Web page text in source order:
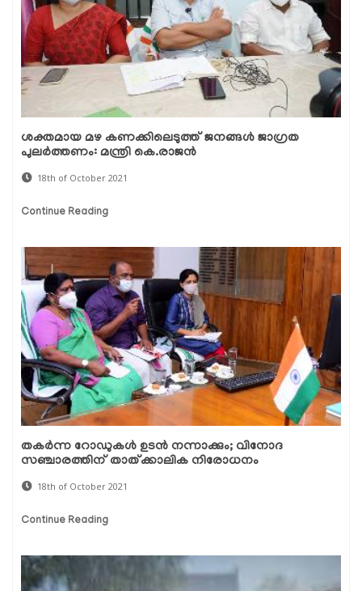
ശക്തമായ മഴ കണക്കിലെടുത്ത് ജനങ്ങള്‍ ജാഗ്രത
പുലര്‍ത്തണം: മന്ത്രി കെ.രാജന്‍
18th of October 2021
Continue Reading
തകര്‍ന്ന റോഡുകള്‍ ഉടന്‍ നന്നാക്കും; വിനോദ
സഞ്ചാരത്തിന് താത്ക്കാലിക നിരോധനം
18th of October 2021
Continue Reading